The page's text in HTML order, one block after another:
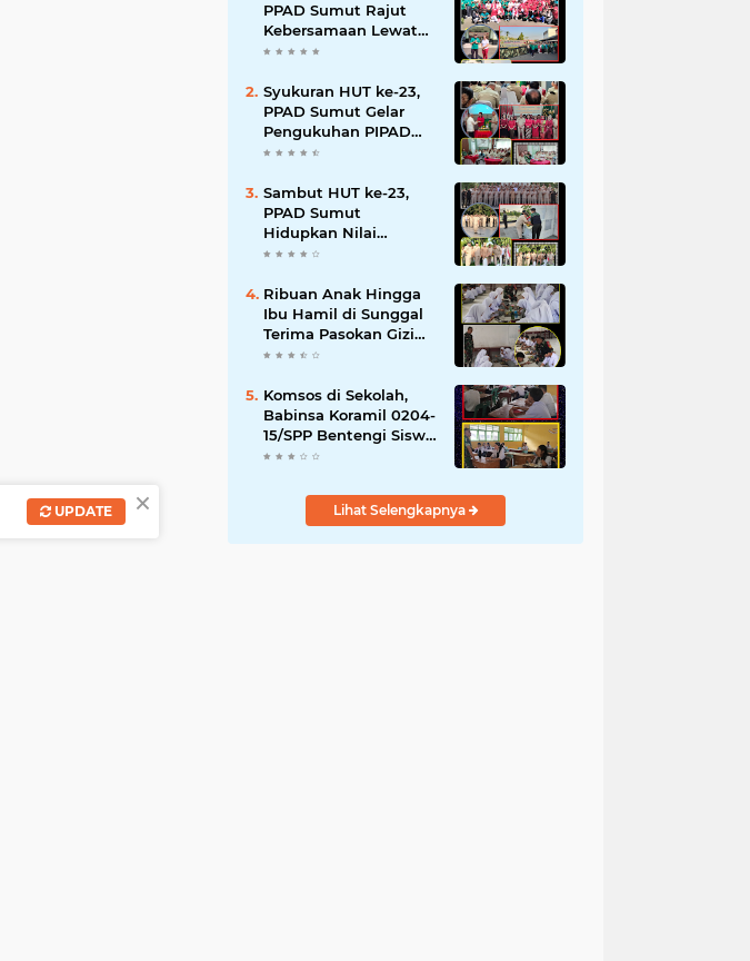
PPAD Sumut Rajut
Kebersamaan Lewat
Senam Sehat dan
Bekangdam I/BB
Syukuran HUT ke-23,
PPAD Sumut Gelar
Pengukuhan PIPAD
Hingga Tradisi
Sambut HUT ke-23,
PPAD Sumut
Hidupkan Nilai
Pahlawan di TMP
Ribuan Anak Hingga
Ibu Hamil di Sunggal
Terima Pasokan Gizi
Gratis dari TNI dan
Komsos di Sekolah,
Babinsa Koramil 0204-
15/SPP Bentengi Siswa
SMPN 1 Sipispis dari
Lihat Selengkapnya
×
UPDATE